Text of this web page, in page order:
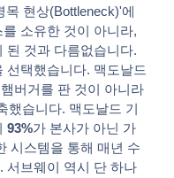
현상(Bottleneck)'에
소유한 것이 아니라,
된 것과 다름없습니다.
선택했습니다. 맥도날드
버거를 판 것이 아니라
습니다. 맥도날드 기
93%가 본사가 아닌 가
시스템을 통해 매년 수
서브웨이 역시 단 하나